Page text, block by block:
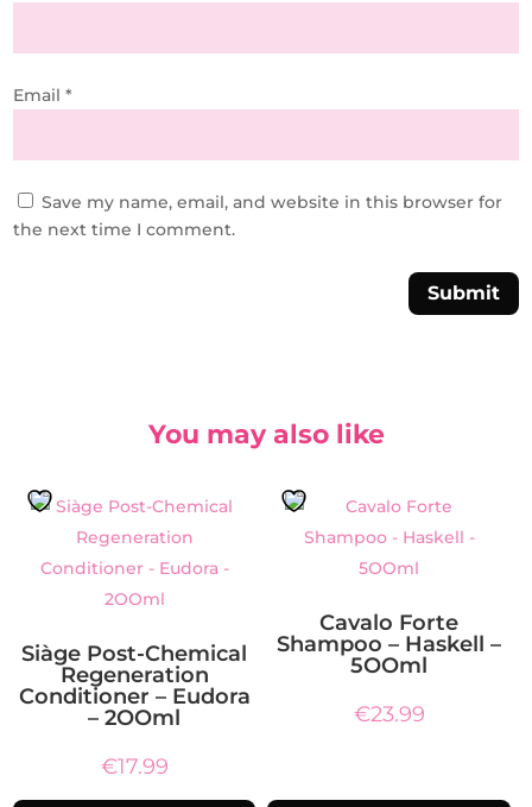
Email*
Save my name, email, and website in this browser for
the next time I comment.
Submit
You may also like
Siàge Post-Chemical
Regeneration
Conditioner – Eudora
– 2OOml
€17.99
Cavalo Forte
Shampoo – Haskell –
5OOml
€23.99